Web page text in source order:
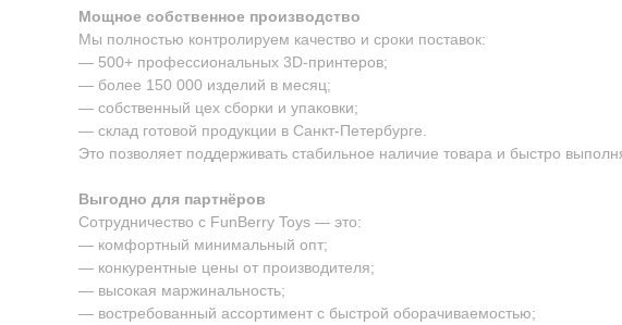
Мощное собственное производство
Мы полностью контролируем качество и сроки поставок:
— 500+ профессиональных 3D-принтеров;
— более 150 000 изделий в месяц;
— собственный цех сборки и упаковки;
— склад готовой продукции в Санкт-Петербурге.
Это позволяет поддерживать стабильное наличие товара и быстро
Выгодно для партнёров
Сотрудничество с FunBerry Toys — это:
— комфортный минимальный опт;
— конкурентные цены от производителя;
— высокая маржинальность;
— востребованный ассортимент с быстрой оборачиваемостью;